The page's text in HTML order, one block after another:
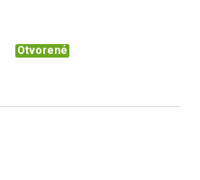
Otvorené